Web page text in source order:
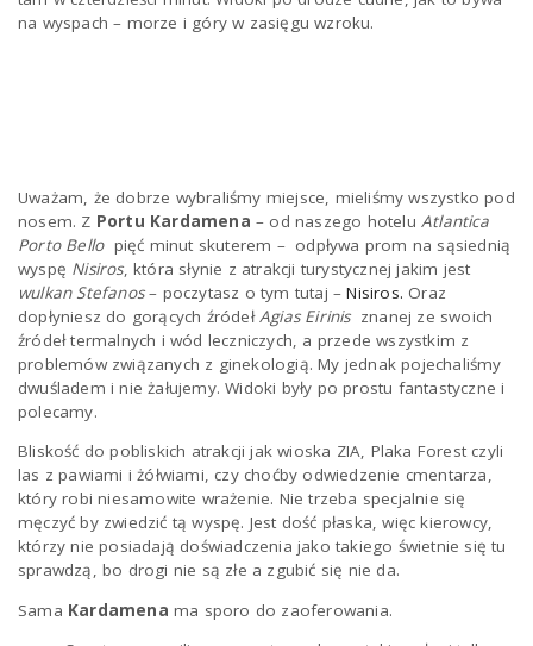
na wyspach – morze i góry w zasięgu wzroku.
Uważam, że dobrze wybraliśmy miejsce, mieliśmy wszystko pod
nosem. Z Portu Kardamena – od naszego hoteluAtlantica
Porto Bellopięć minut skuterem – odpływa prom na sąsiednią
wyspę Nisiros, która słynie z atrakcji turystycznej jakim jest
wulkan Stefanos– poczytasz o tym tutaj – Nisiros. Oraz
dopłyniesz do gorących źródełAgias Eirinisznanej ze swoich
źródeł termalnych i wód leczniczych, a przede wszystkim z
problemów związanych z ginekologią. My jednak pojechaliśmy
dwuśladem i nie żałujemy. Widoki były po prostu fantastyczne i
polecamy.
Bliskość do pobliskich atrakcji jak wioska ZIA, Plaka Forest czyli
las z pawiami i żółwiami, czy choćby odwiedzenie cmentarza,
który robi niesamowite wrażenie. Nie trzeba specjalnie się
męczyć by zwiedzić tą wyspę. Jest dość płaska, więc kierowcy,
którzy nie posiadają doświadczenia jako takiego świetnie się tu
sprawdzą, bo drogi nie są złe a zgubić się nie da.
Sama Kardamena ma sporo do zaoferowania.